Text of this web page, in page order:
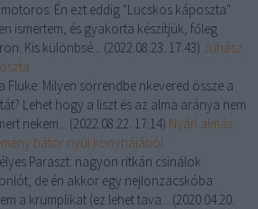
motoros: Én ezt eddig "Lucskos káposzta"
ismertem, és gyakorta készítjük, főleg
Kis különbsé... (2022.08.23. 17:43) Juhász
Fluke: Milyen sorrendbe nkevered össze a
Lehet hogy a liszt és az alma aránya nem
nekem... (2022.08.22. 17:14) Nyári almás
bátor nyúl konyhájából.
Paraszt: nagyon ritkán csinálok
de én akkor egy nejlonzacskóba
a krumplikat (ez lehet tava... (2020.04.20.